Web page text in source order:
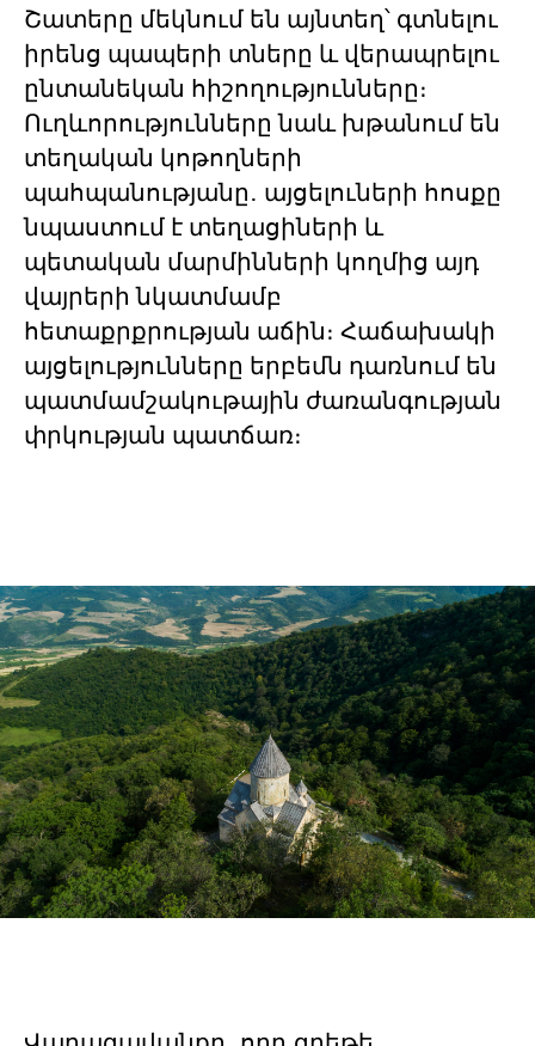
Շատերը մեկնում են այնտեղ՝ գտնելու
իրենց պապերի տները և վերապրելու
ընտանեկան հիշողությունները։
Ուղևորությունները նաև խթանում են
տեղական կոթողների
պահպանությանը․ այցելուների հոսքը
նպաստում է տեղացիների և
պետական մարմինների կողմից այդ
վայրերի նկատմամբ
հետաքրքրության աճին։ Հաճախակի
այցելությունները երբեմն դառնում են
պատմամշակութային ժառանգության
փրկության պատճառ։